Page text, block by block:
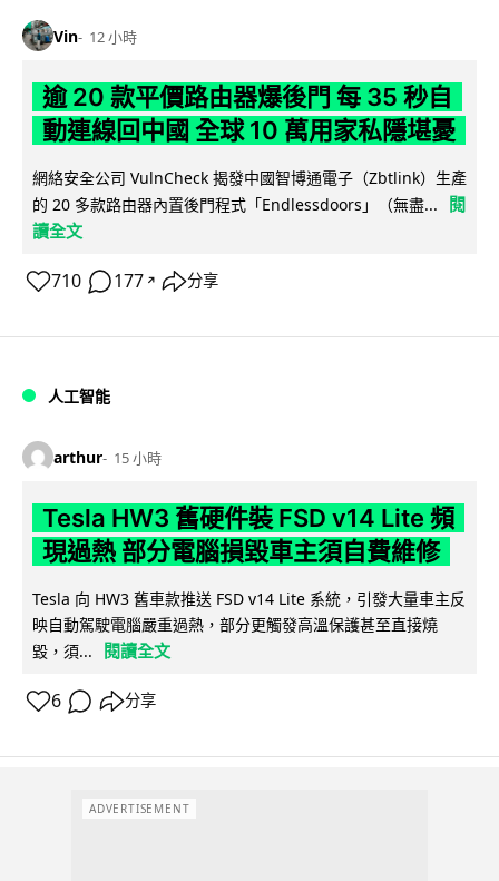
Vin 12 小時
逾 20 款平價路由器爆後門 每 35 秒自
動連線回中國 全球 10 萬用家私隱堪憂
網絡安全公司 VulnCheck 揭發中國智博通電子（Zbtlink）生產
的 20 多款路由器內置後門程式「Endlessdoors」（無盡...
閱
讀全文
710 177 ↗ 分享
人工智能
arthur 15 小時
Tesla HW3 舊硬件裝 FSD v14 Lite 頻
現過熱 部分電腦損毀車主須自費維修
Tesla 向 HW3 舊車款推送 FSD v14 Lite 系統，引發大量車主反
映自動駕駛電腦嚴重過熱，部分更觸發高溫保護甚至直接燒
毀，須...
閱讀全文
6 分享
ADVERTISEMENT